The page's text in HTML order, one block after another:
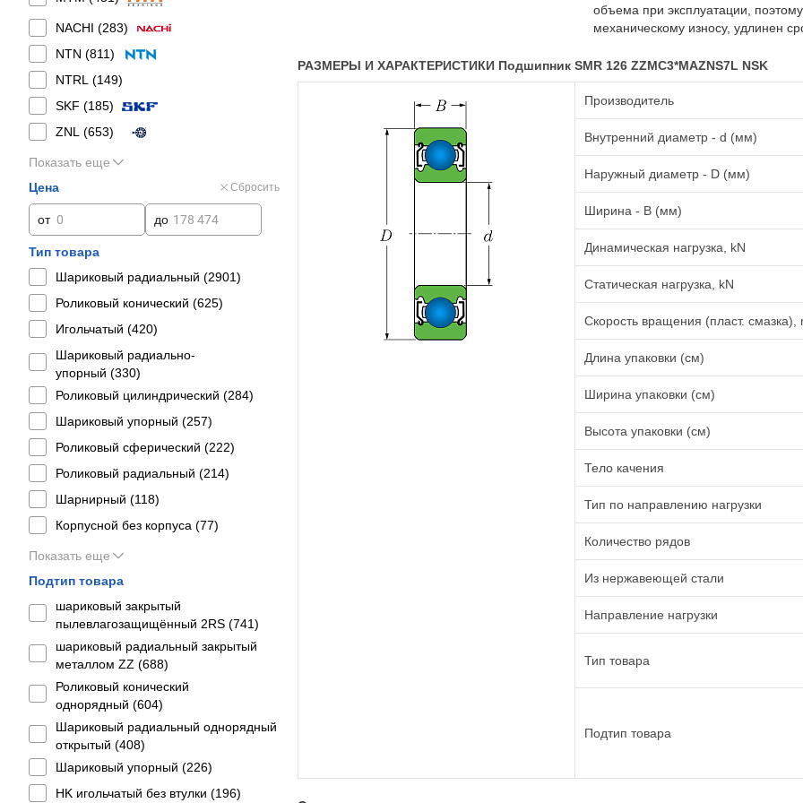
NACHI (283)
NTN (811)
NTRL (149)
SKF (185)
ZNL (653)
Показать еще
Цена
Сбросить
от до
Тип товара
Шариковый радиальный (2901)
Роликовый конический (625)
Игольчатый (420)
Шариковый радиально-
упорный (330)
Роликовый цилиндрический (284)
Шариковый упорный (257)
Роликовый сферический (222)
Роликовый радиальный (214)
Шарнирный (118)
Корпусной без корпуса (77)
Показать еще
Подтип товара
шариковый закрытый
пылевлагозащищённый 2RS (741)
шариковый радиальный закрытый
металлом ZZ (688)
Роликовый конический
однорядный (604)
Шариковый радиальный однорядный
открытый (408)
Шариковый упорный (226)
HK игольчатый без втулки (196)
объема при эксплуатации,
механическому износу, удлинен
РАЗМЕРЫ И ХАРАКТЕРИСТИКИ Подшипник SMR 126 ZZMC3*MAZNS7L NSK
Производитель
Внутренний диаметр - d (мм)
Наружный диаметр - D (мм)
Ширина - B (мм)
Динамическая нагрузка, kN
Статическая нагрузка, kN
Скорость вращения (пласт. смазка),
Длина упаковки (см)
Ширина упаковки (см)
Высота упаковки (см)
Тело качения
Тип по направлению нагрузки
Количество рядов
Из нержавеющей стали
Направление нагрузки
Тип товара
Подтип товара